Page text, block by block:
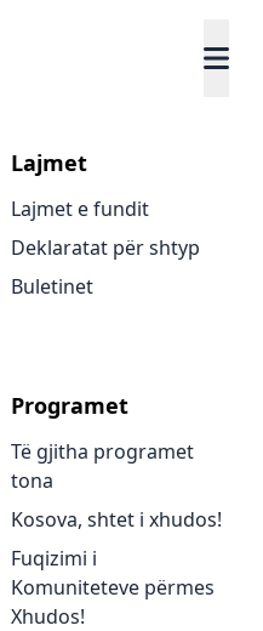
Lajmet
Lajmet e fundit
Deklaratat për shtyp
Buletinet
Programet
Të gjitha programet
tona
Kosova, shtet i xhudos!
Fuqizimi i
Komuniteteve përmes
Xhudos!